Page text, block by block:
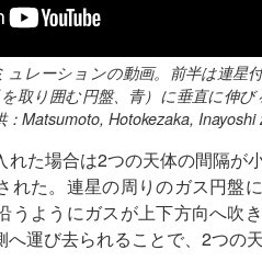
ュレーションの動画。前半は連星
取り囲む円盤、青）に垂直に伸
Matsumoto, Hotokezaka, Inayoshi
れた場合は2つの天体の間隔が
れた。連星の周りのガス円盤
うようにガスが上下方向へ吹
運び去られることで、2つの